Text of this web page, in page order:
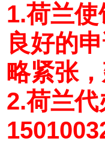
1.荷兰
良好的
略紧张
2.荷兰